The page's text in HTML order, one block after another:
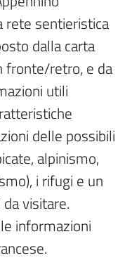
rete sentieristica
dalla carta
fronte/retro, e da
utili
delle possibili
alpinismo,
i rifugi e un
visitare.
informazioni